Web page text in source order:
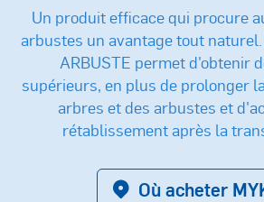
Un produit efficace qui procure
arbustes un avantage tout naturel.
ARBUSTE permet d'obtenir
supérieurs, en plus de prolonger
arbres et des arbustes et
rétablissement après la
Où acheter